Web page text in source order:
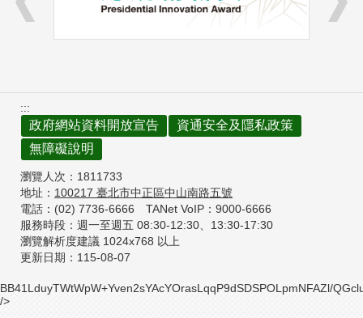
:::
政府網站資料開放宣告
資通安全及隱私政策
無障礙說明
瀏覽人次： 1811733
地址： 100217 臺北市中正區中山南路五號
電話：(02) 7736-6666 TANet VoIP：9000-6666
服務時段：週一至週五 08:30-12:30、 13:30-17:30
瀏覽解析度建議 1024x768 以上
更新日期： 115-08-07
BB41LduyTWtWpW+Yven2sYAcYOrasLqqP9dSDSPOLpmNFAZl/
/>